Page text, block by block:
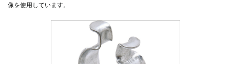
像を使用しています。